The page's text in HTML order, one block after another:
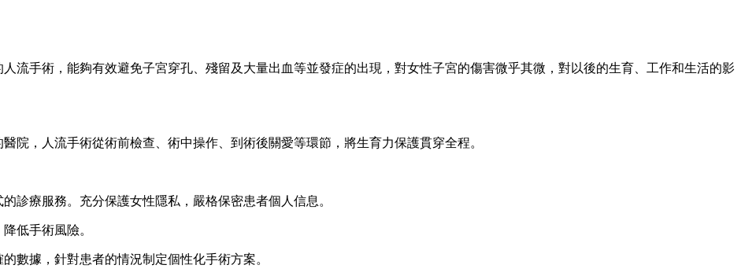
流手術，能夠有效避免子宮穿孔、殘留及大量出血等並發症的出現，對女性子宮的傷害微乎其微，對以後的生育、工作和生活的影
院，人流手術從術前檢查、術中操作、到術後關愛等環節，將生育力保護貫穿全程。
診療服務。充分保護女性隱私，嚴格保密患者個人信息。
低手術風險。
數據，針對患者的情況制定個性化手術方案。